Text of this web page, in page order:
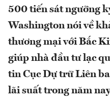
500 tiến sát ngưỡng
Washington nói về
thương mại với Bắc
giúp nhà đầu tư lạc
tin Cục Dự trữ Liên
lãi suất trong năm